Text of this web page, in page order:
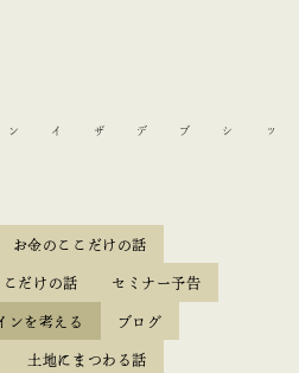
お金のここだけの話
こだけの話 セミナー予告
ンを考える ブログ
土地にまつわる話